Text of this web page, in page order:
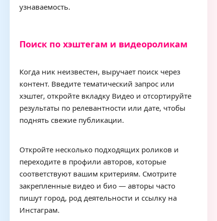
узнаваемость.
Поиск по хэштегам и видеороликам
Когда ник неизвестен, выручает поиск через
контент. Введите тематический запрос или
хэштег, откройте вкладку Видео и отсортируйте
результаты по релевантности или дате, чтобы
поднять свежие публикации.
Откройте несколько подходящих роликов и
переходите в профили авторов, которые
соответствуют вашим критериям. Смотрите
закрепленные видео и био — авторы часто
пишут город, род деятельности и ссылку на
Инстаграм.